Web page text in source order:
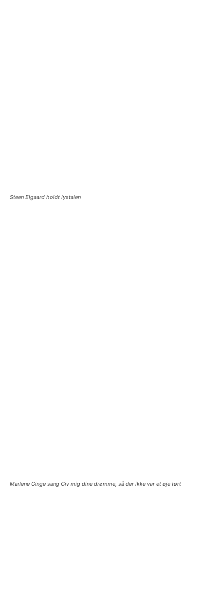
Marlene Ginge sang Giv mig dine drømme, så der ikke var et øje tørt
Steen Elgaard holdt lystalen